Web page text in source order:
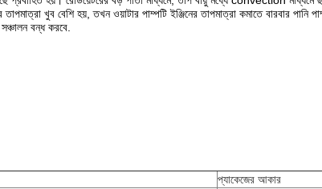
খুব বেশি হয়, তখন ওয়াটার পাম্পটি ইঞ্জিনের তাপমাত্রা কমাতে বারবার পানি
বন্ধ করবে.
প্যাকেজের আকার